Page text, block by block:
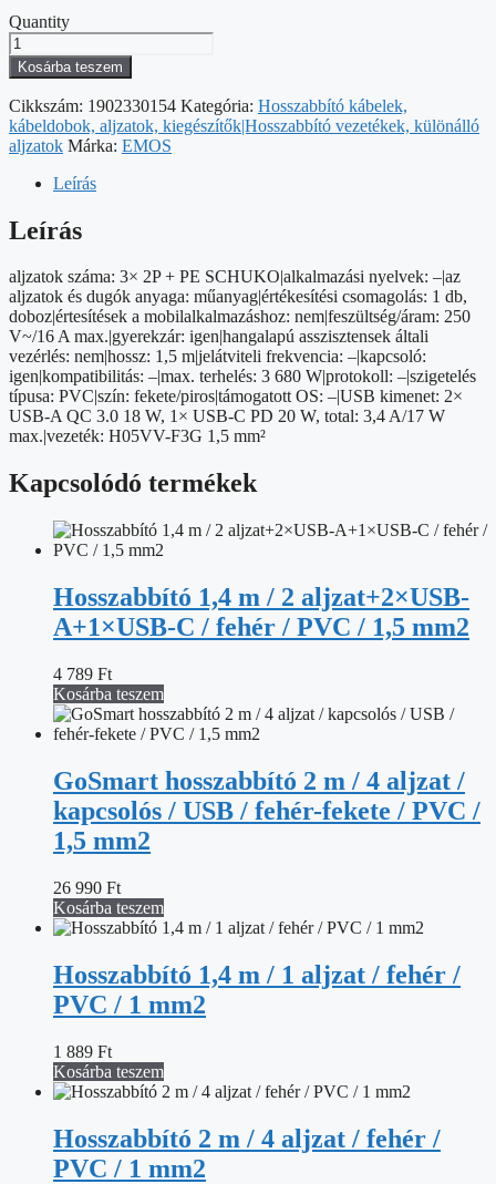
Quantity
Hosszabbító
kábel
1,5
m/3
aljzat/kapcsoló/asztalra
szerelhető/USB/fekete/PVC/1,5
mm2
mennyiség
Kosárba teszem
Cikkszám: 1902330154 Kategória: Hosszabbító kábelek,
kábeldobok, aljzatok, kiegészítők|Hosszabbító vezetékek, különálló
aljzatok Márka: EMOS
Leírás
Leírás
aljzatok száma: 3× 2P + PE SCHUKO|alkalmazási nyelvek: –|az
aljzatok és dugók anyaga: műanyag|értékesítési csomagolás: 1 db,
doboz|értesítések a mobilalkalmazáshoz: nem|feszültség/áram: 250
V~/16 A max.|gyerekzár: igen|hangalapú asszisztensek általi
vezérlés: nem|hossz: 1,5 m|jelátviteli frekvencia: –|kapcsoló:
igen|kompatibilitás: –|max. terhelés: 3 680 W|protokoll: –|szigetelés
típusa: PVC|szín: fekete/piros|támogatott OS: –|USB kimenet: 2×
USB-A QC 3.0 18 W, 1× USB-C PD 20 W, total: 3,4 A/17 W
max.|vezeték: H05VV-F3G 1,5 mm²
Kapcsolódó termékek
Hosszabbító 1,4 m / 2 aljzat+2×USB-
A+1×USB-C / fehér / PVC / 1,5 mm2
4 789 Ft
Kosárba teszem
GoSmart hosszabbító 2 m / 4 aljzat /
kapcsolós / USB / fehér-fekete / PVC /
1,5 mm2
26 990 Ft
Kosárba teszem
Hosszabbító 1,4 m / 1 aljzat / fehér /
PVC / 1 mm2
1 889 Ft
Kosárba teszem
Hosszabbító 2 m / 4 aljzat / fehér /
PVC / 1 mm2